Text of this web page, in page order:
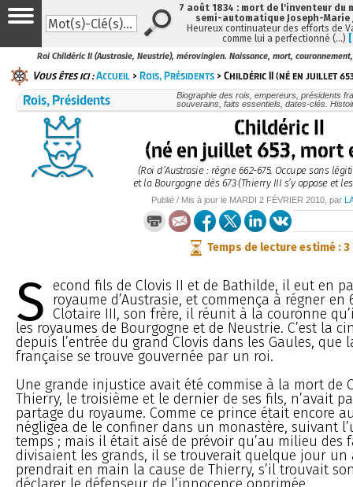
Roi Childéric II (Austrasie, Neustrie), mérovingien. Naissance, mort,
Vous êtes ici :Accueil >Rois, Présidents > Childéric II (né en juillet
Rois, Présidents
Biographie des rois, empereurs, présidents
souverains, faits essentiels, dates-clés.
Childéric II
(né en juillet 653, mort
(Roi d’Austrasie : règne 662-675. Occupe sans
et la Bourgogne dès 673 (Thierry III s’y oppose et
Publié / Mis à jour le MARDI 2 FÉVRIER 2010 , par
Temps de lecture estimé : 3
S econd fils de Clovis II et de Bathilde, il eut en
royaume d’Austrasie, et commença à régner en
Clotaire III, son frère, il réunit à la couronne
les royaumes de Bourgogne et de Neustrie. C’est la
depuis l’entrée du grand Clovis dans les Gaules, que
française se trouve gouvernée par un roi.
Une grande injustice avait été commise à la mort de
Thierry, le troisième et le dernier de ses fils, n’avait
partage du royaume. Comme ce prince était encore
négligea de le confiner dans un monastère, suivant
temps ; mais il était aisé de prévoir qu’au milieu des
divisaient les grands, il se trouverait quelque jour
prendrait en main la cause de Thierry, s’il trouvait
7 août 1834 : mort de l'inventeur du
semi-automatique Joseph-Marie
Heureux continuateur des efforts de
comme lui a perfectionné (…)